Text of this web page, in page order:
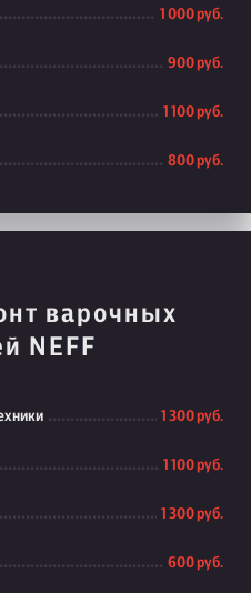
1 000 руб.
900 руб.
1 100 руб.
800 руб.
варочных
NEFF
1 300 руб.
1 100 руб.
1 300 руб.
600 руб.